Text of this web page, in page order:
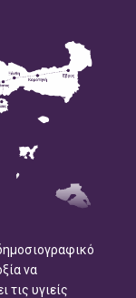
να
τις υγιείς